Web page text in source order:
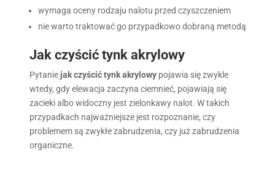
wymaga oceny rodzaju nalotu przed czyszczeniem
nie warto traktować go przypadkowo dobraną metodą
Jak czyścić tynk akrylowy
Pytanie jak czyścić tynk akrylowypojawia się zwykle
wtedy, gdy elewacja zaczyna ciemnieć, pojawiają się
zacieki albo widoczny jest zielonkawy nalot. W takich
przypadkach najważniejsze jest rozpoznanie, czy
problemem są zwykłe zabrudzenia, czy już zabrudzenia
organiczne.